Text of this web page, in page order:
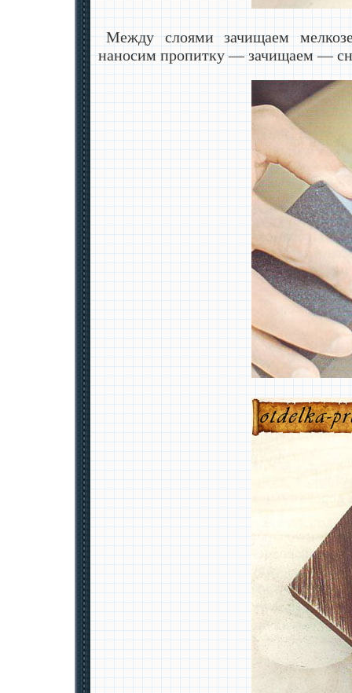
Между слоями зачищаем
наносим пропитку — зачищаем —